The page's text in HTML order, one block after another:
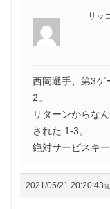
リッ
西岡選手、第3ゲ
2。
リターンからな
された 1-3。
絶対サービスキ
2021/05/21 20:20:43